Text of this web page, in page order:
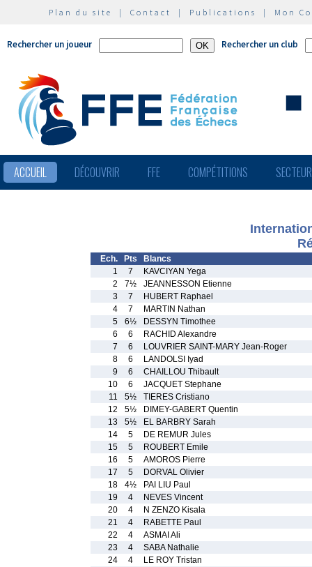
Plan du site | Contact | Publications | Mon
Rechercher un joueur Rechercher un club
ACCUEIL DÉCOUVRIR FFE COMPÉTITIONS
Ech. Pts
Blancs
1
7
KAVCIYAN Yega
2
7½
JEANNESSON Etienne
3
7
HUBERT Raphael
4
7
MARTIN Nathan
5
6½
DESSYN Timothee
6
6
RACHID Alexandre
7
6
LOUVRIER SAINT-MARY Jean-Roger
8
6
LANDOLSI Iyad
9
6
CHAILLOU Thibault
10
6
JACQUET Stephane
11
5½
TIERES Cristiano
12
5½
DIMEY-GABERT Quentin
13
5½
EL BARBRY Sarah
14
5
DE REMUR Jules
15
5
ROUBERT Emile
16
5
AMOROS Pierre
17
5
DORVAL Olivier
18
4½
PAI LIU Paul
19
4
NEVES Vincent
20
4
N ZENZO Kisala
21
4
RABETTE Paul
22
4
ASMAI Ali
23
4
SABA Nathalie
24
4
LE ROY Tristan